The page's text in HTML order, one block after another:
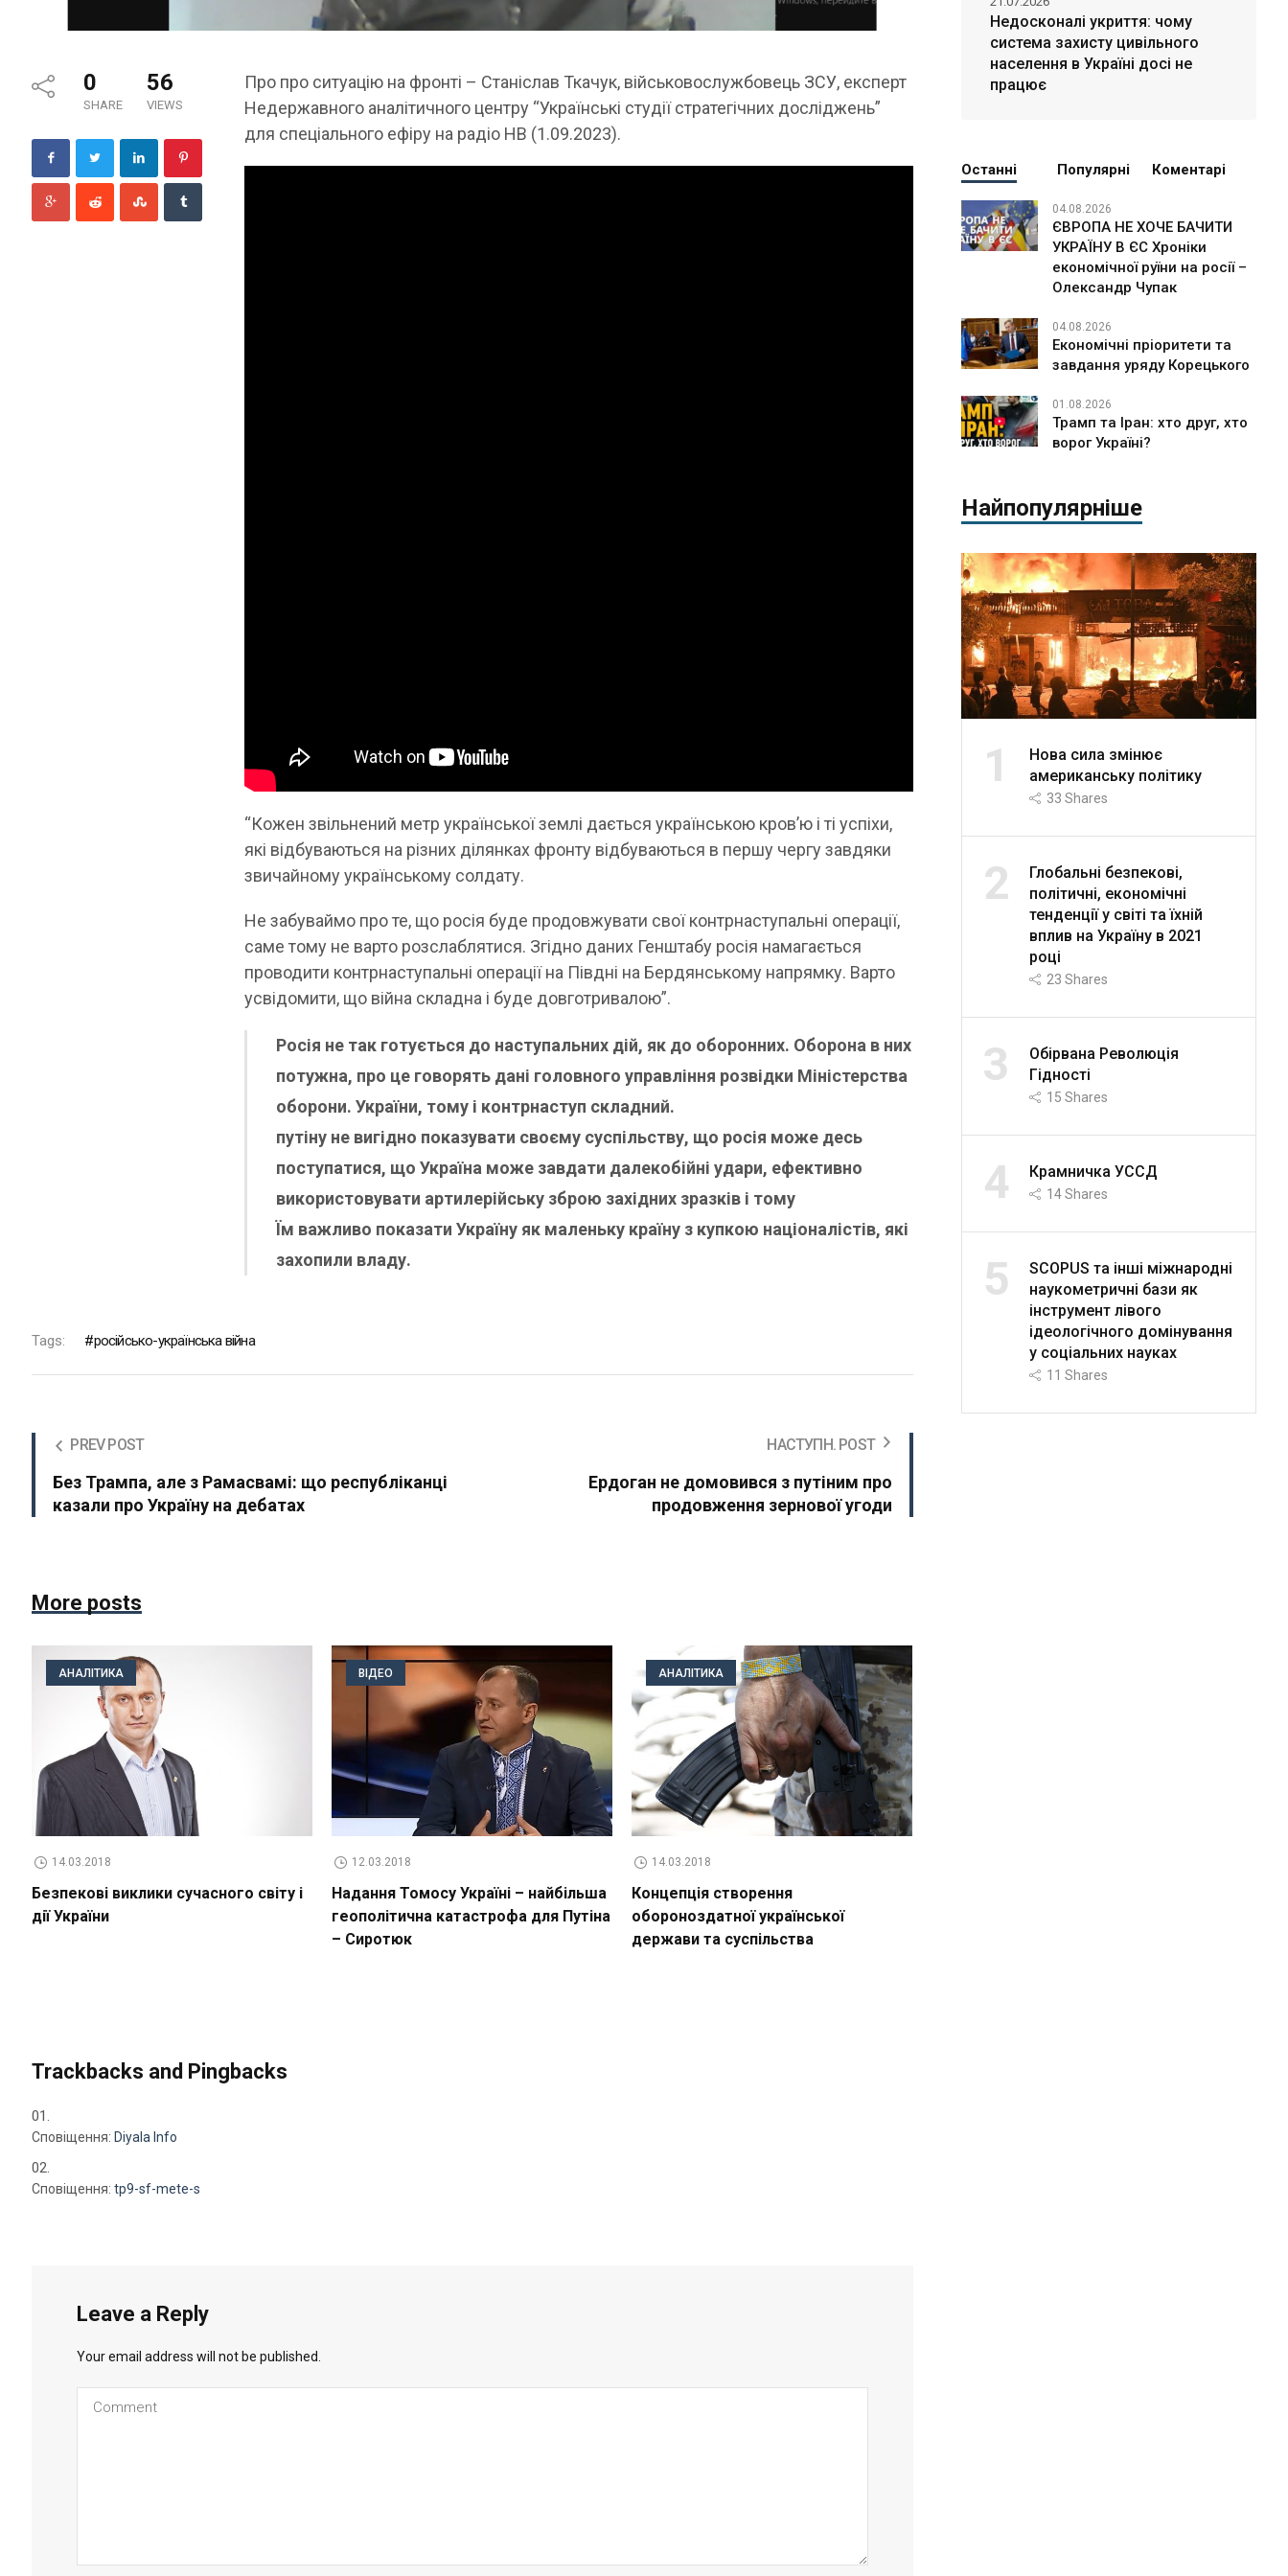
0
SHARE
56
VIEWS
Про про ситуацію на фронті – Станіслав Ткачук, військовослужбовець ЗСУ, експерт
Недержавного аналітичного центру “Українські студії стратегічних досліджень”
для спеціального ефіру на радіо НВ (1.09.2023).
“Кожен звільнений метр української землі дається українською кров’ю і ті успіхи,
які відбуваються на різних ділянках фронту відбуваються в першу чергу завдяки
звичайному українському солдату.
Не забуваймо про те, що росія буде продовжувати свої контрнаступальні операції,
саме тому не варто розслаблятися. Згідно даних Генштабу росія намагається
проводити контрнаступальні операції на Півдні на Бердянському напрямку. Варто
усвідомити, що війна складна і буде довготривалою”.
Росія не так готується до наступальних дій, як до оборонних. Оборона в них
потужна, про це говорять дані головного управління розвідки Міністерства
оборони. України, тому і контрнаступ складний.
путіну не вигідно показувати своєму суспільству, що росія може десь
поступатися, що Україна може завдати далекобійні удари, ефективно
використовувати артилерійську зброю західних зразків і тому
Їм важливо показати Україну як маленьку країну з купкою націоналістів, які
захопили владу.
Tags: російсько-українська війна
PREV POST
Без Трампа, але з Рамасвамі: що республіканці
казали про Україну на дебатах
НАСТУПН. POST
Ердоган не домовився з путіним про
продовження зернової угоди
More posts
АНАЛІТИКА
14.03.2018
Безпекові виклики сучасного світу і
дії України
ВІДЕО
12.03.2018
Надання Томосу Україні – найбільша
геополітична катастрофа для Путіна
– Сиротюк
АНАЛІТИКА
14.03.2018
Концепція створення
обороноздатної української
держави та суспільства
Trackbacks and Pingbacks
Сповіщення: Diyala Info
Сповіщення:tp9-sf-mete-s
Leave a Reply
Your email address will not be published.
Недосконалі укриття: чому
система захисту цивільного
населення в Україні досі не
працює
Останні Популярні Коментарі
04.08.2026
ЄВРОПА НЕ ХОЧЕ БАЧИТИ
УКРАЇНУ В ЄС Хроніки
економічної руїни на росії –
Олександр Чупак
04.08.2026
Економічні пріоритети та
завдання уряду Корецького
01.08.2026
Трамп та Іран: хто друг, хто
ворог Україні?
Найпопулярніше
1
Нова сила змінює
американську політику
33 Shares
2
Глобальні безпекові,
політичні, економічні
тенденції у світі та їхній
вплив на Україну в 2021
році
23 Shares
3
Обірвана Революція
Гідності
15 Shares
4 Крамничка УССД
14Shares
5
SCOPUS та інші міжнародні
наукометричні бази як
інструмент лівого
ідеологічного домінування
у соціальних науках
11 Shares